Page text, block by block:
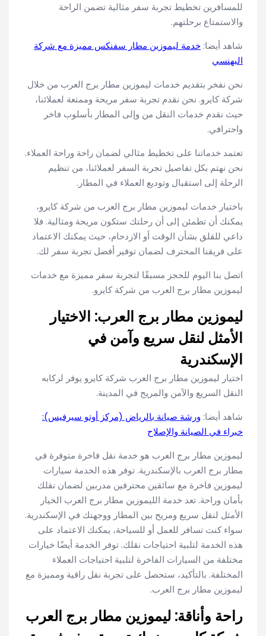
للمسافرين تخطيط تجربة سفر مثالية تضمن الراحة
والاستمتاع برحلتهم.
شاهد أيضا: خدمة ليموزين مطار سفنكس مميزة مع شركة
البهنسي
نحن نفخر بتقديم خدمات ليموزين مطار برج العرب من خلال
شركة كايرو. نحن نقدم تجربة سفر مريحة وممتعة لعملائنا،
حيث نقدم خدمات النقل من وإلى المطار بأسلوب فاخر
واحترافي.
تعتمد خدماتنا على تخطيط مثالي لضمان راحة وراحة العملاء.
نحن نهتم بكل تفاصيل تجربة السفر لعملائنا، من تنظيم
الرحلة إلى استقبال وتوديع العملاء في المطار.
باختيار خدمات ليموزين مطار برج العرب من شركة كايرو،
يمكنك أن تطمئن إلى أن رحلتك ستكون مريحة ومثالية. فلا
داعي للقلق بشأن الوقت أو الازدحام، حيث يمكنك الاعتماد
على فريقنا المحترف لضمان توفير أفضل تجربة سفر لك.
اتصل بنا اليوم للحجز مسبقًا لتجربة سفر مميزة مع خدمات
ليموزين مطار برج العرب من شركة كايرو.
ليموزين مطار برج العرب: الاختيار
الأمثل لنقل سريع وآمن في
الإسكندرية
اختيار ليموزين مطار برج العرب شركة كايرو يوفر لركابه
النقل السريع والآمن والمريح في المدينة.
شاهد أيضا: ورشة صيانة بالرياض (مركز أوتو سيرفيس):
خبراء في الصيانة والإصلاح
ليموزين مطار برج العرب هو خدمة نقل فاخرة متوفرة في
مطار برج العرب بالإسكندرية. توفر هذه الخدمة سيارات
ليموزين فاخرة مع سائقين محترفين مدربين لضمان نقلك
بأمان وراحة. تعد خدمة الليموزين مطار برج العرب الخيار
الأمثل لنقل سريع ومريح بين المطار ووجهتك في الإسكندرية.
سواء كنت تسافر للعمل أو للسياحة، يمكنك الاعتماد على
هذه الخدمة لتلبية احتياجات نقلك. توفر الخدمة أيضًا خيارات
مختلفة من السيارات الفاخرة لتلبية احتياجات العملاء
المختلفة. بالتأكيد، ستحصل على تجربة نقل راقية ومميزة مع
ليموزين مطار برج العرب.
راحة وأناقة: ليموزين مطار برج العرب